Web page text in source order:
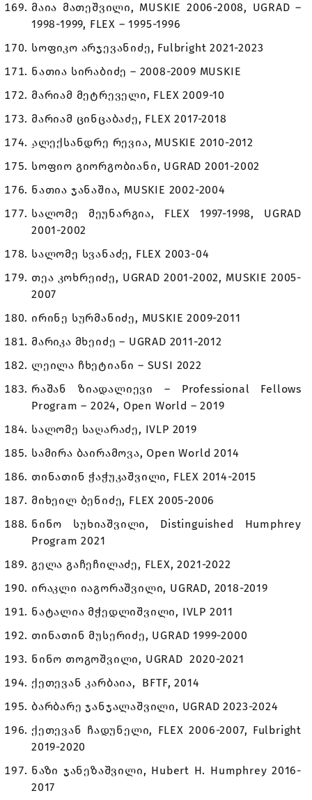
მაია მათეშვილი, MUSKIE 2006-2008, UGRAD –
1998-1999, FLEX – 1995-1996
სოფიკო არჯევანიძე, Fulbright 2021-2023
ნათია სირაბიძე – 2008-2009 MUSKIE
მარიამ მეტრეველი, FLEX 2009-10
მარიამ ცინცაბაძე, FLEX 2017-2018
ِალექსანდრე რევია, MUSKIE 2010-2012
სოფიო გიორგობიანი, UGRAD 2001-2002
ნათია ჯანაშია, MUSKIE 2002-2004
სალომე მეუნარგია, FLEX 1997-1998, UGRAD
2001-2002
სალომე სვანაძე, FLEX 2003-04
თეა კოხრეიძე, UGRAD 2001-2002, MUSKIE 2005-
2007
ირინე სურმანიძე, MUSKIE 2009-2011
მარიკა მხეიძე – UGRAD 2011-2012
ლეილა ჩხეტიანი – SUSI 2022
რაშან ზიადალიევი – Professional Fellows
Program – 2024, Open World – 2019
სალომე საღარაძე, IVLP 2019
სამირა ბაირამოვა, Open World 2014
თინათინ ჭაჭუკაშვილი, FLEX 2014-2015
მიხეილ ბენიძე, FLEX 2005-2006
ნინო სუხიაშვილი, Distinguished Humphrey
Program 2021
გელა გაჩეჩილაძე, FLEX, 2021-2022
ირაკლი იაგორაშვილი, UGRAD, 2018-2019
ნატალია მჭედლიშვილი, IVLP 2011
თინათინ მუსერიძე, UGRAD 1999-2000
ნინო თოგოშვილი, UGRAD 2020-2021
ქეთევან კარბაია, BFTF, 2014
ბარბარე ჯანჯალაშვილი, UGRAD 2023-2024
ქეთევან ჩადუნელი, FLEX 2006-2007, Fulbright
2019-2020
ნაზი ჯანეზაშვილი, Hubert H. Humphrey 2016-
2017